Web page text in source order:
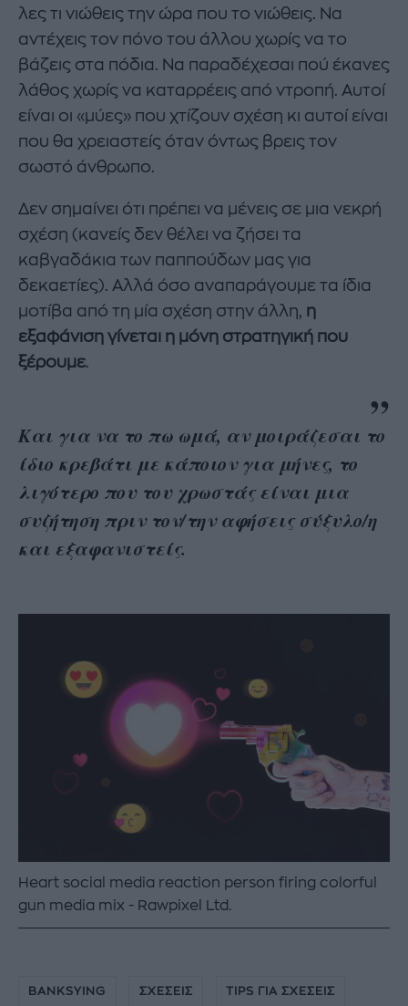
λες τι νιώθεις την ώρα που το νιώθεις. Να
αντέχεις τον πόνο του άλλου χωρίς να το
βάζεις στα πόδια. Να παραδέχεσαι πού έκανες
λάθος χωρίς να καταρρέεις από ντροπή. Αυτοί
είναι οι «μύες» που χτίζουν σχέση κι αυτοί είναι
που θα χρειαστείς όταν όντως βρεις τον
σωστό άνθρωπο.
Δεν σημαίνει ότι πρέπει να μένεις σε μια νεκρή
σχέση (κανείς δεν θέλει να ζήσει τα
καβγαδάκια των παππούδων μας για
δεκαετίες). Αλλά όσο αναπαράγουμε τα ίδια
μοτίβα από τη μία σχέση στην άλλη, η
εξαφάνιση γίνεται η μόνη στρατηγική που
ξέρουμε.
Και για να το πω ωμά, αν μοιράζεσαι το
ίδιο κρεβάτι με κάποιον για μήνες, το
λιγότερο που του χρωστάς είναι μια
συζήτηση πριν τον/την αφήσεις σύξυλο/η
και εξαφανιστείς.
Heart social media reaction person firing colorful
gun media mix
Rawpixel Ltd.
BANKSYING ΣΧΕΣΕΙΣ TIPS ΓΙΑ ΣΧΕΣΕΙΣ